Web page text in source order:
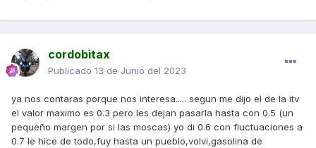
cordobitax
Publicado 13 de Junio del 2023
ya nos contaras porque nos interesa..... segun me dijo el de la itv
el valor maximo es 0.3 pero les dejan pasarla hasta con 0.5 (un
pequeño margen por si las moscas) yo di 0.6 con fluctuaciones a
0.7 le hice de todo,fuy hasta un pueblo,volvi,gasolina de